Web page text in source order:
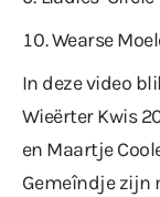
Wearse
In deze video
Wieërter Kwis
en Maartje
Gemeîndje zijn